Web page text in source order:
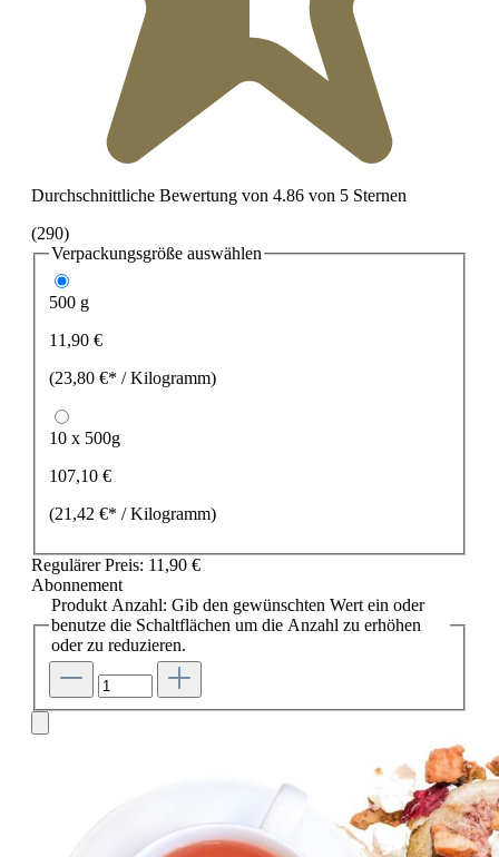
Durchschnittliche Bewertung von 4.86 von 5 Sternen
(290)
Verpackungsgröße auswählen
500 g
11,90 €
(23,80 €* / Kilogramm)
10 x 500g
107,10 €
(21,42 €* / Kilogramm)
Regulärer Preis: 11,90 €
Abonnement
Produkt Anzahl: Gib den gewünschten Wert ein oder
benutze die Schaltflächen um die Anzahl zu erhöhen
oder zu reduzieren.